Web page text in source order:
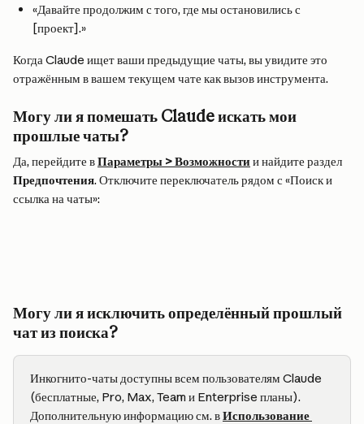
«Давайте продолжим с того, где мы остановились с
[проект].»
Когда Claude ищет ваши предыдущие чаты, вы увидите это
отражённым в вашем текущем чате как вызов инструмента.
Могу ли я помешать Claude искать мои
прошлые чаты?
Да, перейдите в Параметры > Возможности и найдите раздел
Предпочтения. Отключите переключатель рядом с «Поиск и
ссылка на чаты»:
Могу ли я исключить определённый прошлый
чат из поиска?
Инкогнито-чаты доступны всем пользователям Claude
(бесплатные, Pro, Max, Team и Enterprise планы).
Дополнительную информацию см. в Использование